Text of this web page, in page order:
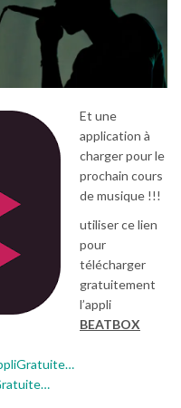
Et une
application à
charger pour le
prochain cours
de musique !!!
utiliser ce lien
pour
télécharger
gratuitement
l’appli
BEATBOX